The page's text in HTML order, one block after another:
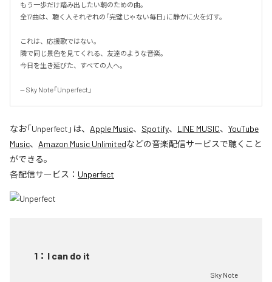
もう一歩だけ踏み出したい朝のための曲。
全17曲は、聴く人それぞれの「完璧じゃない毎日」に静かに火を灯す。
これは、応援歌ではない。
隣で同じ景色を見てくれる、友達のような音楽。
今日を生き延びた、すべての人へ。
-- Sky Note「Unperfect」
なお「Unperfect 」は、 Apple Music、 Spotify、 LINE MUSIC、 YouTube
Music、 Amazon Music Unlimitedなどの音楽配信サービスで聴くこと
ができる。
各配信サービス： Unperfect
1 ： I can do it
Sky Note